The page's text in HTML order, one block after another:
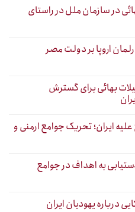
در سازمان ملل در راستای
اروپا بر دولت مصر
بهائی برای گسترش
علیه ایران؛ تحریک جوامع ارمنی و
به اهداف در جوامع
درباره یهودیان ایران